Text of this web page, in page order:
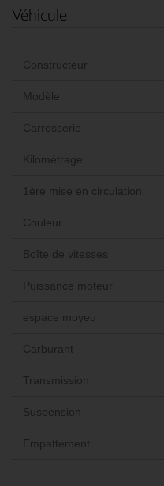
Véhicule
Constructeur
Modèle
Carrosserie
Kilométrage
1ère mise en circulation
Couleur
Boîte de vitesses
Puissance moteur
espace moyeu
Carburant
Transmission
Suspension
Empattement